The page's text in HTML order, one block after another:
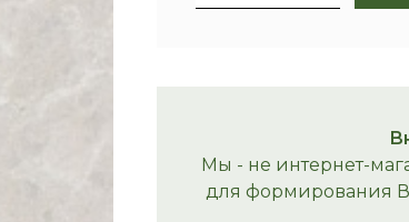
Мы - не интернет-
для формирования